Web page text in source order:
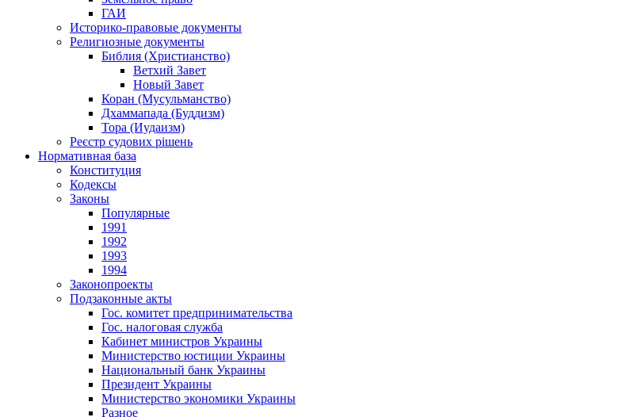
ГАИ
Историко-правовые документы
Религиозные документы
Библия (Христианство)
Ветхий Завет
Новый Завет
Коран (Мусульманство)
Дхаммапада (Буддизм)
Тора (Иудаизм)
Реєстр судових рішень
Нормативная база
Конституция
Кодексы
Законы
Популярные
1991
1992
1993
1994
Законопроекты
Подзаконные акты
Гос. комитет предпринимательства
Гос. налоговая служба
Кабинет министров Украины
Министерство юстиции Украины
Национальный банк Украины
Президент Украины
Министерство экономики Украины
Разное